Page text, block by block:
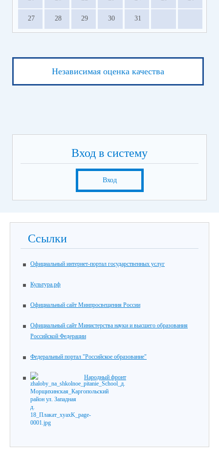
27 28 29 30 31
Независимая оценка качества
Вход в систему
Вход
Ссылки
Официальный интернет-портал государственных услуг
Культура.рф
Официальный сайт Минпросвещения России
Официальный сайт Министерства науки и высшего образования
Российской Федерации
Федеральный портал "Российское образование"
Народный фронт